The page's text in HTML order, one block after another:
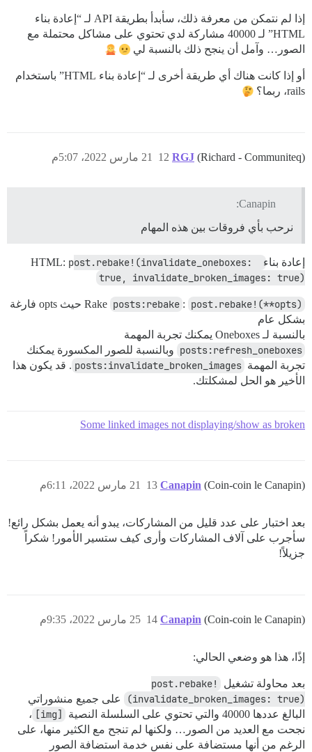
إذا لم نتمكن من معرفة ذلك، سأبدأ بطريقة API لـ “إعادة بناء
HTML” لـ 40000 مشاركة لدي تحتوي على مشاكل محتملة مع
الصور… وآمل أن ينجح ذلك بالنسبة لي
أو إذا كانت هناك أي طريقة أخرى لـ “إعادة بناء HTML” باستخدام
rails، ربما؟
RGJ (Richard - Communiteq) 21 مارس 2022، 5:07م 12
Canapin:
نرحب بأي فروقات بين هذه المهام
إعادة بناء HTML:
post.rebake!(invalidate_oneboxes:
true, invalidate_broken_images: true)
Rake posts:rebake : post.rebake!(**opts)
حيث opts فارغة
بشكل عام
بالنسبة لـ Oneboxes يمكنك تجربة المهمة
posts:refresh_oneboxes وبالنسبة للصور المكسورة يمكنك
تجربة المهمة posts:invalidate_broken_images . قد يكون هذا
الأخير هو الحل لمشكلتك.
Some linked images not displaying/show as broken
Canapin (Coin-coin le Canapin) 21 مارس 2022، 6:11م 13
بعد اختبار على عدد قليل من المشاركات، يبدو أنه يعمل بشكل رائع!
سأجرب على آلاف المشاركات وأرى كيف ستسير الأمور! شكراً
جزيلاً!
Canapin (Coin-coin le Canapin) 25 مارس 2022، 9:35م 14
إذًا، هذا هو وضعي الحالي:
بعد محاولة تشغيل
post.rebake!
(invalidate_broken_images: true)
على جميع منشوراتي
البالغ عددها 40000 والتي تحتوي على السلسلة النصية
[img]
،
نجحت مع العديد من الصور… ولكنها لم تنجح مع الكثير منها، على
الرغم من أنها مستضافة على نفس خدمة استضافة الصور